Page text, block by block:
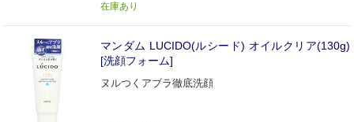
在庫あり
マンダム LUCIDO(ルシード) オイルクリア(130g)
[洗顔フォーム]
ヌルつくアブラ徹底洗顔